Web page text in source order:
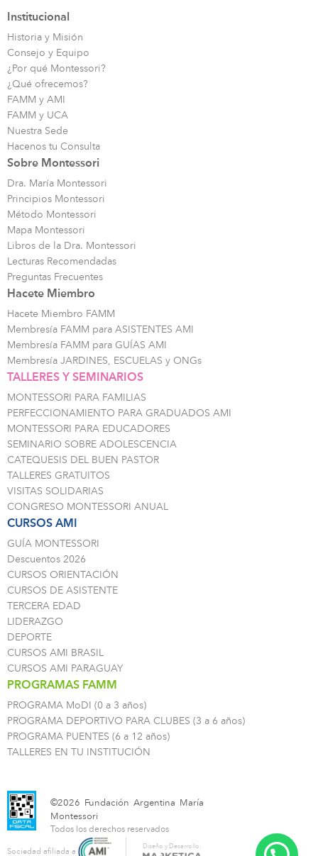
Institucional
Historia y Misión
Consejo y Equipo
¿Por qué Montessori?
¿Qué ofrecemos?
FAMM y AMI
FAMM y UCA
Nuestra Sede
Hacenos tu Consulta
Sobre Montessori
Dra. María Montessori
Principios Montessori
Método Montessori
Mapa Montessori
Libros de la Dra. Montessori
Lecturas Recomendadas
Preguntas Frecuentes
Hacete Miembro
Hacete Miembro FAMM
Membresía FAMM para ASISTENTES AMI
Membresía FAMM para GUÍAS AMI
Membresía JARDINES, ESCUELAS y ONGs
TALLERES Y SEMINARIOS
MONTESSORI PARA FAMILIAS
PERFECCIONAMIENTO PARA GRADUADOS AMI
MONTESSORI PARA EDUCADORES
SEMINARIO SOBRE ADOLESCENCIA
CATEQUESIS DEL BUEN PASTOR
TALLERES GRATUITOS
VISITAS SOLIDARIAS
CONGRESO MONTESSORI ANUAL
CURSOS AMI
GUÍA MONTESSORI
Descuentos 2026
CURSOS ORIENTACIÓN
CURSOS DE ASISTENTE
TERCERA EDAD
LIDERAZGO
DEPORTE
CURSOS AMI BRASIL
CURSOS AMI PARAGUAY
PROGRAMAS FAMM
PROGRAMA MoDI (0 a 3 años)
PROGRAMA DEPORTIVO PARA CLUBES (3 a 6 años)
PROGRAMA PUENTES (6 a 12 años)
TALLERES EN TU INSTITUCIÓN
©2026 Fundación Argentina María
Montessori
Todos los derechos reservados
Sociedad afiliada a
Diseño y Desarrollo: